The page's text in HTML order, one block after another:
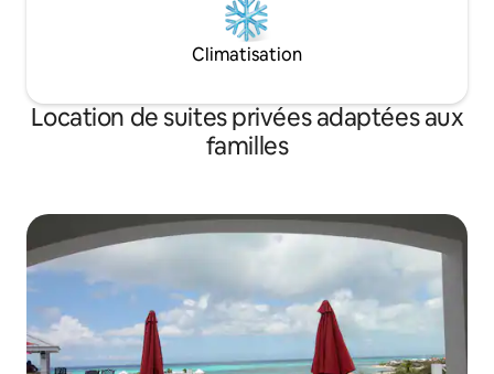
Climatisation
Location de suites privées adaptées aux
familles